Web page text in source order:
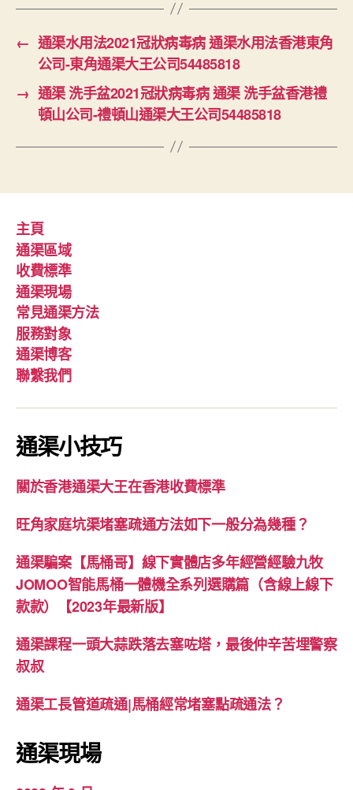
← 通渠水用法2021冠狀病毒病 通渠水用法香港東角
公司-東角通渠大王公司54485818
→ 通渠 洗手盆2021冠狀病毒病 通渠 洗手盆香港禮
頓山公司-禮頓山通渠大王公司54485818
主頁
通渠區域
收費標準
通渠現場
常見通渠方法
服務對象
通渠博客
聯繫我們
通渠小技巧
關於香港通渠大王在香港收費標準
旺角家庭坑渠堵塞疏通方法如下一般分為幾種？
通渠騙案【馬桶哥】線下實體店多年經營經驗九牧
JOMOO智能馬桶一體機全系列選購篇（含線上線下
款款）【2023年最新版】
通渠課程一頭大蒜跌落去塞咗塔，最後仲辛苦埋警察
叔叔
通渠工長管道疏通|馬桶經常堵塞點疏通法？
通渠現場